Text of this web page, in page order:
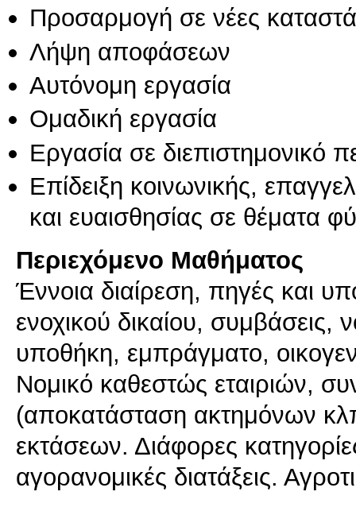
Προσαρμογή σε νέες
Λήψη αποφάσεων
Αυτόνομη εργασία
Ομαδική εργασία
Εργασία σε διεπιστημονικό
Επίδειξη κοινωνικής,
και ευαισθησίας σε θέματα
Περιεχόμενο Μαθήματος
Έννοια διαίρεση, πηγές και
ενοχικού δικαίου, συμβάσεις,
υποθήκη, εμπράγματο,
Νομικό καθεστώς εταιριών,
(αποκατάσταση ακτημόνων
εκτάσεων. Διάφορες
αγορανομικές διατάξεις.